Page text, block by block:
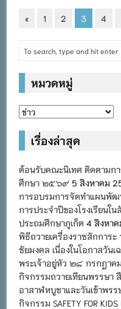
« 1 2 3 4
หมวดหมู่
หมวด
เรื่องล่าสุด
ต้อนรับคณะนิเทศ ติดตามก
ศึกษา ๒๕๖๙ 5 สิงหาคม
การอบรมการจัดทำแผนพั
การประจำปีของโรงเรียนใ
ประถมศึกษาภูเก็ต 4 สิงหา
พิธีถวายเครื่องราชสักการ
ชัยมงคล เนื่องในโอกาสวัน
พระเจ้าอยู่หัว ๒๘ กรกฎา
กิจกรรมถวายเทียนพรรษา
อาสาฬหบูชาและวันเข้าพรร
กิจกรรม SAFETY FOR